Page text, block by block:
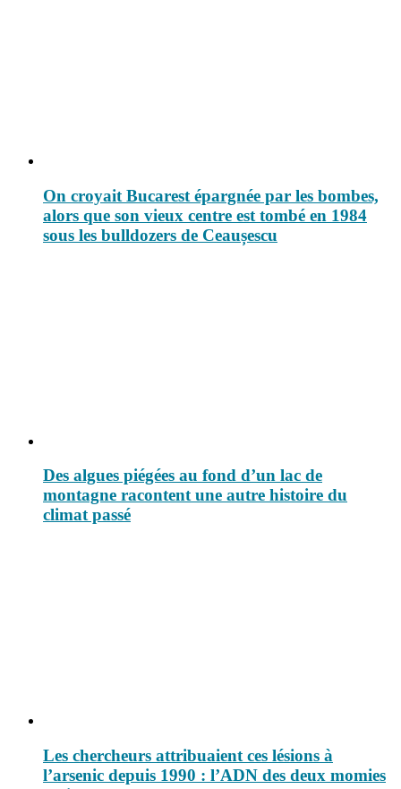
On croyait Bucarest épargnée par les bombes,
alors que son vieux centre est tombé en 1984
sous les bulldozers de Ceaușescu
Des algues piégées au fond d’un lac de
montagne racontent une autre histoire du
climat passé
Les chercheurs attribuaient ces lésions à
l’arsenic depuis 1990 : l’ADN des deux momies